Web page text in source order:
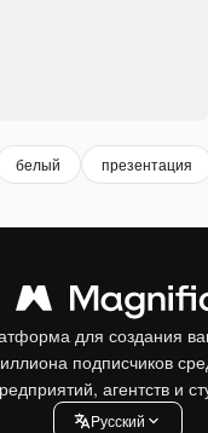
белый презентация
для создания
подписчиков
агентств и
Pусский